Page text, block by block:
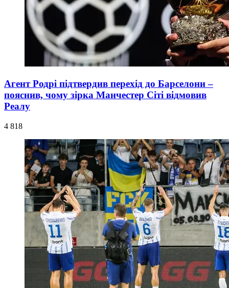
Агент Родрі підтвердив перехід до Барселони –
пояснив, чому зірка Манчестер Сіті відмовив
Реалу
4 818